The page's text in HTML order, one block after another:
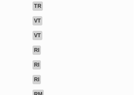
TR
VT
VT
RI
RI
RI